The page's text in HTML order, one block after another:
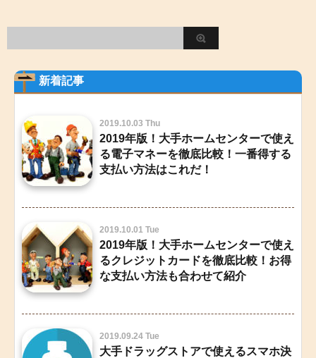
新着記事
2019.10.03 Thu
2019年版！大手ホームセンターで使え
る電子マネーを徹底比較！一番得する
支払い方法はこれだ！
2019.10.01 Tue
2019年版！大手ホームセンターで使え
るクレジットカードを徹底比較！お得
な支払い方法も合わせて紹介
2019.09.24 Tue
大手ドラッグストアで使えるスマホ決